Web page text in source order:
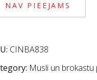
NAV PIEEJAMS
CINBA838
Musli un brokastu